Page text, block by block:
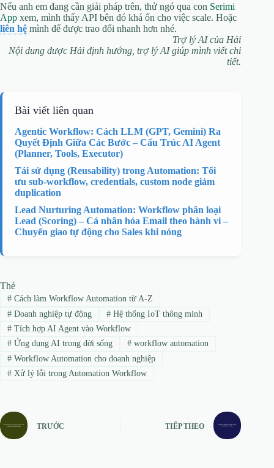
Nếu anh em đang cần giải pháp trên, thử ngó qua con Serimi
App xem, mình thấy API bên đó khá ổn cho việc scale. Hoặc
liên hệ mình để được trao đổi nhanh hơn nhé.
Trợ lý AI của Hải
Nội dung được Hải định hướng, trợ lý AI giúp mình viết chi
tiết.
Bài viết liên quan
Agentic Workflow: Cách LLM (GPT, Gemini) Ra
Quyết Định Giữa Các Bước – Cấu Trúc AI Agent
(Planner, Tools, Executor)
Tái sử dụng (Reusability) trong Automation: Tối
ưu sub-workflow, credentials, custom node giảm
duplication
Lead Nurturing Automation: Workflow phân loại
Lead (Scoring) – Cá nhân hóa Email theo hành vi –
Chuyển giao tự động cho Sales khi nóng
Thẻ
#Cách làm Workflow Automation từ A-Z
#Doanh nghiệp tự động #Hệ thống IoT thông minh
#Tích hợp AI Agent vào Workflow
#Ứng dụng AI trong đời sống #workflow automation
#Workflow Automation cho doanh nghiệp
#Xử lý lỗi trong Automation Workflow
TRƯỚC TIẾP THEO